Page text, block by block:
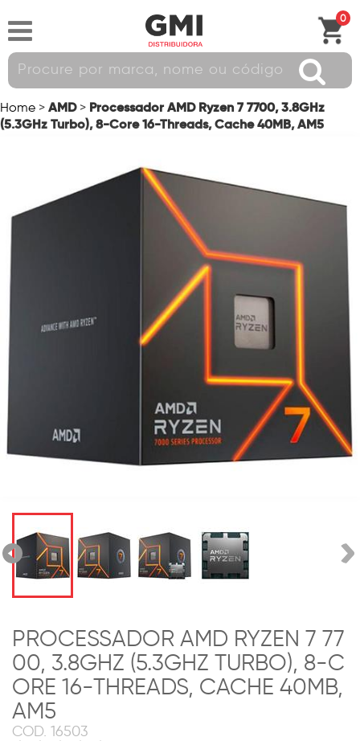
0
Home > AMD > Processador AMD Ryzen 7 7700, 3.8GHz
(5.3GHz Turbo), 8-Core 16-Threads, Cache 40MB, AM5
PROCESSADOR AMD RYZEN 7 77
00, 3.8GHZ (5.3GHZ TURBO), 8-C
ORE 16-THREADS, CACHE 40MB,
AM5
COD. 16503